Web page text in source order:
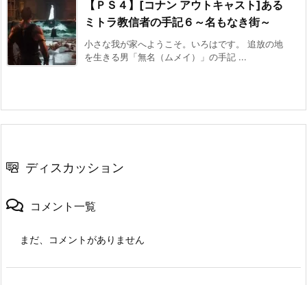
【ＰＳ４】[コナン アウトキャスト]ある
ミトラ教信者の手記６～名もなき街～
小さな我が家へようこそ。いろはです。 追放の地
を生きる男「無名（ムメイ）」の手記 ...
ディスカッション
コメント一覧
まだ、コメントがありません